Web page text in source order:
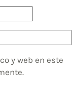
y web en este